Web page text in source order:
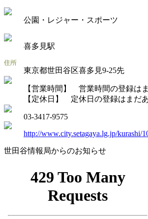
公園・レジャー・スポーツ
喜多見駅
東京都世田谷区喜多見9-25先
【営業時間】 営業時間の登録は
【定休日】 定休日の登録はまだ
03-3417-9575
http://www.city.setagaya.lg.jp/kurashi/
世田谷情報局からのお知らせ